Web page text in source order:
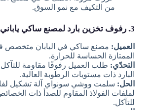
من التكيف مع نمو السوق.
3. رفوف تخزين بارد لمصنع ساكي ياباني
العميل: مصنع ساكي في اليابان متخصص
الممتازة الحساسة للحرارة.
التحدّي: طلب العميل رفوفًا مقاومة
البارد ذات مستويات الرطوبة العالية.
الحل: سلمت ووشي سونواي آلة تشكيل
لملفات الفولاذ المقاوم للصدأ ذات
للتآكل.